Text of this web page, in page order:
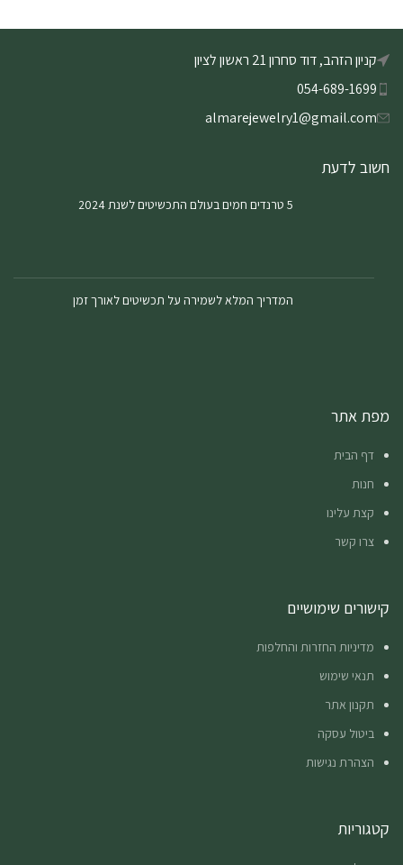
קניון הזהב, דוד סחרון 21 ראשון לציון
054-689-1699
almarejewelry1@gmail.com
חשוב לדעת
5 טרנדים חמים בעולם התכשיטים לשנת 2024
המדריך המלא לשמירה על תכשיטים לאורך זמן
מפת אתר
דף הבית
חנות
קצת עלינו
צרו קשר
קישורים שימושיים
מדיניות החזרות והחלפות
תנאי שימוש
תקנון אתר
ביטול עסקה
הצהרת נגישות
קטגוריות